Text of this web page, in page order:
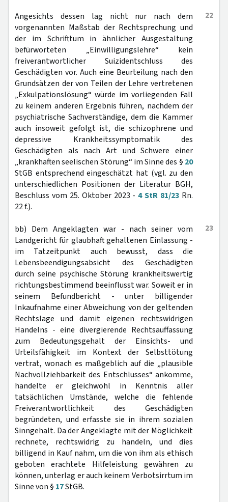
22
Angesichts dessen lag nicht nur nach dem
vorgenannten Maßstab der Rechtsprechung und
der im Schrifttum in ähnlicher Ausgestaltung
befürworteten „Einwilligungslehre“ kein
freiverantwortlicher Suizidentschluss des
Geschädigten vor. Auch eine Beurteilung nach den
Grundsätzen der von Teilen der Lehre vertretenen
„Exkulpationslösung“ würde im vorliegenden Fall
zu keinem anderen Ergebnis führen, nachdem der
psychiatrische Sachverständige, dem die Kammer
auch insoweit gefolgt ist, die schizophrene und
depressive Krankheitssymptomatik des
Geschädigten als nach Art und Schwere einer
„krankhaften seelischen Störung“ im Sinne des § 20
StGB entsprechend eingeschätzt hat (vgl. zu den
unterschiedlichen Positionen der Literatur BGH,
Beschluss vom 25. Oktober 2023 -4 StR 81/23 Rn.
22 f.).
23
bb) Dem Angeklagten war - nach seiner vom
Landgericht für glaubhaft gehaltenen Einlassung -
im Tatzeitpunkt auch bewusst, dass die
Lebensbeendigungsabsicht des Geschädigten
durch seine psychische Störung krankheitswertig
richtungsbestimmend beeinflusst war. Soweit er in
seinem Befundbericht - unter billigender
Inkaufnahme einer Abweichung von der geltenden
Rechtslage und damit eigenen rechtswidrigen
Handelns - eine divergierende Rechtsauffassung
zum Bedeutungsgehalt der Einsichts- und
Urteilsfähigkeit im Kontext der Selbsttötung
vertrat, wonach es maßgeblich auf die „plausible
Nachvollziehbarkeit des Entschlusses“ ankomme,
handelte er gleichwohl in Kenntnis aller
tatsächlichen Umstände, welche die fehlende
Freiverantwortlichkeit des Geschädigten
begründeten, und erfasste sie in ihrem sozialen
Sinngehalt. Da der Angeklagte mit der Möglichkeit
rechnete, rechtswidrig zu handeln, und dies
billigend in Kauf nahm, um die von ihm als ethisch
geboten erachtete Hilfeleistung gewähren zu
können, unterlag er auch keinem Verbotsirrtum im
Sinne von § 17StGB.